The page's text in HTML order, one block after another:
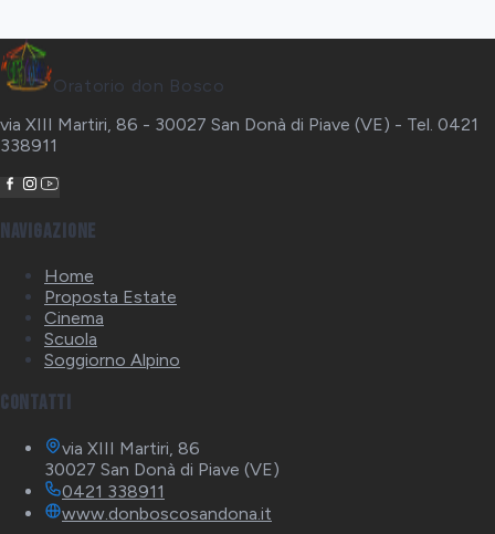
Oratorio don Bosco
via XIII Martiri, 86 - 30027 San Donà di Piave (VE) - Tel. 0421
338911
Navigazione
Home
Proposta Estate
Cinema
Scuola
Soggiorno Alpino
Contatti
via XIII Martiri, 86
30027 San Donà di Piave (VE)
0421 338911
www.donboscosandona.it